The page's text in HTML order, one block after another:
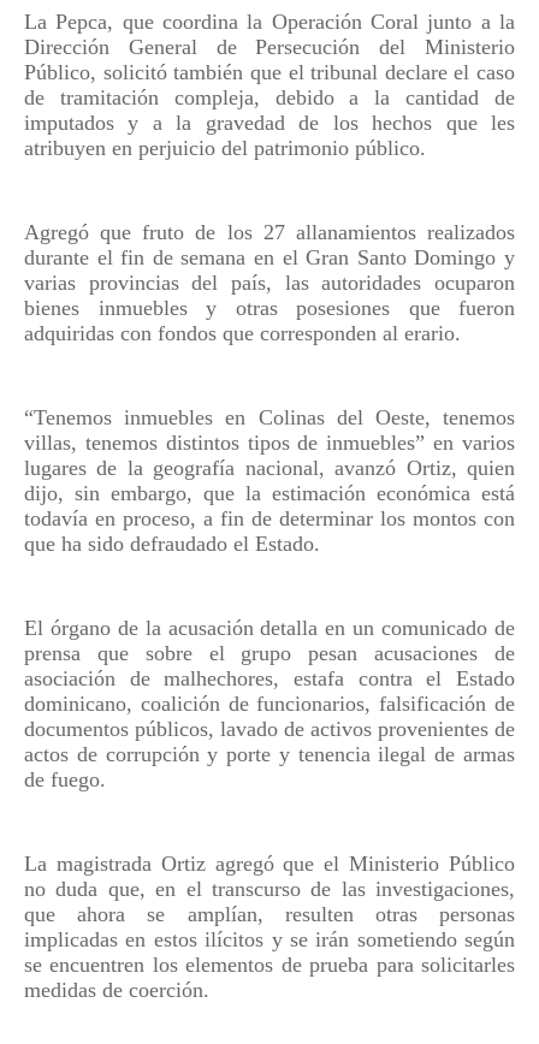
La Pepca, que coordina la Operación Coral junto a la
Dirección General de Persecución del Ministerio
Público, solicitó también que el tribunal declare el caso
de tramitación compleja, debido a la cantidad de
imputados y a la gravedad de los hechos que les
atribuyen en perjuicio del patrimonio público.
Agregó que fruto de los 27 allanamientos realizados
durante el fin de semana en el Gran Santo Domingo y
varias provincias del país, las autoridades ocuparon
bienes inmuebles y otras posesiones que fueron
adquiridas con fondos que corresponden al erario.
“Tenemos inmuebles en Colinas del Oeste, tenemos
villas, tenemos distintos tipos de inmuebles” en varios
lugares de la geografía nacional, avanzó Ortiz, quien
dijo, sin embargo, que la estimación económica está
todavía en proceso, a fin de determinar los montos con
que ha sido defraudado el Estado.
El órgano de la acusación detalla en un comunicado de
prensa que sobre el grupo pesan acusaciones de
asociación de malhechores, estafa contra el Estado
dominicano, coalición de funcionarios, falsificación de
documentos públicos, lavado de activos provenientes de
actos de corrupción y porte y tenencia ilegal de armas
de fuego.
La magistrada Ortiz agregó que el Ministerio Público
no duda que, en el transcurso de las investigaciones,
que ahora se amplían, resulten otras personas
implicadas en estos ilícitos y se irán sometiendo según
se encuentren los elementos de prueba para solicitarles
medidas de coerción.